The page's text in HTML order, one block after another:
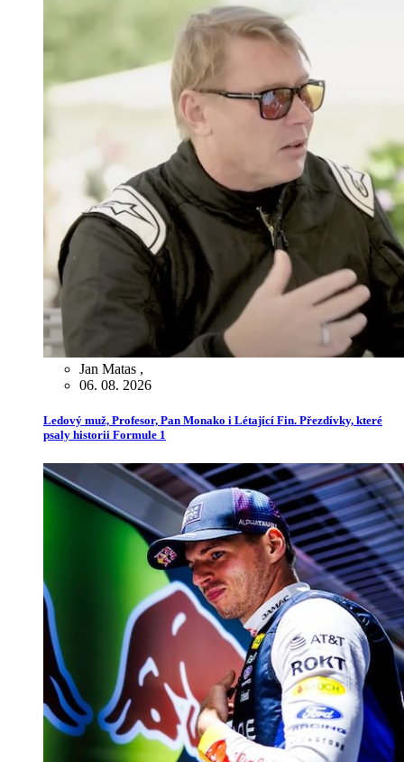
Jan Matas ,
06. 08. 2026
Ledový muž, Profesor, Pan Monako i Létající Fin. Přezdívky, které
psaly historii Formule 1